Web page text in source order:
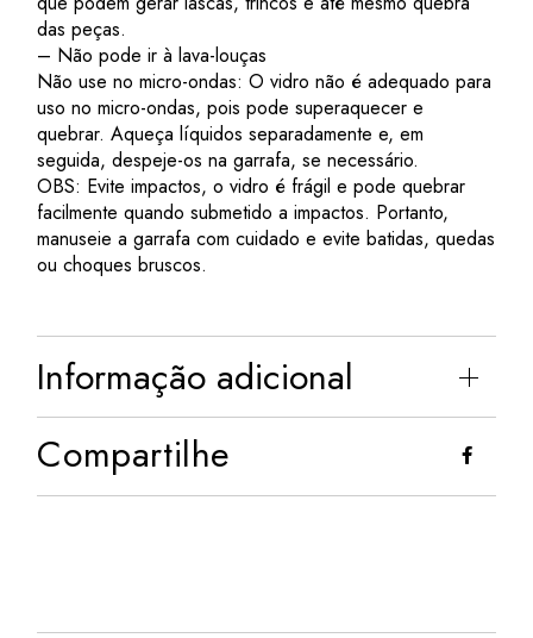
das peças.
– Não pode ir à lava-louças
Não use no micro-ondas: O vidro não é adequado para
uso no micro-ondas, pois pode superaquecer e
quebrar. Aqueça líquidos separadamente e, em
seguida, despeje-os na garrafa, se necessário.
OBS: Evite impactos, o vidro é frágil e pode quebrar
facilmente quando submetido a impactos. Portanto,
manuseie a garrafa com cuidado e evite batidas, quedas
ou choques bruscos.
Informação adicional
Compartilhe